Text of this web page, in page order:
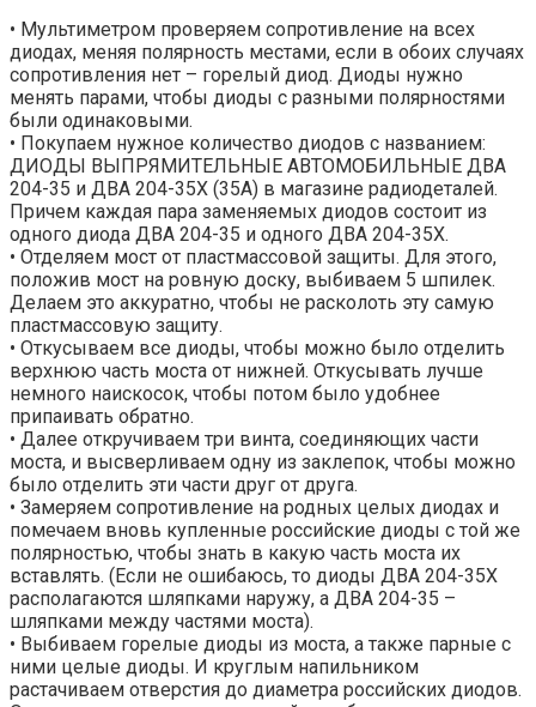
• Мультиметром проверяем сопротивление на всех
диодах, меняя полярность местами, если в обоих случаях
сопротивления нет – горелый диод. Диоды нужно
менять парами, чтобы диоды с разными полярностями
были одинаковыми.
• Покупаем нужное количество диодов с названием:
ДИОДЫ ВЫПРЯМИТЕЛЬНЫЕ АВТОМОБИЛЬНЫЕ ДВА
204-35 и ДВА 204-35Х (35А) в магазине радиодеталей.
Причем каждая пара заменяемых диодов состоит из
одного диода ДВА 204-35 и одного ДВА 204-35Х.
• Отделяем мост от пластмассовой защиты. Для этого,
положив мост на ровную доску, выбиваем 5 шпилек.
Делаем это аккуратно, чтобы не расколоть эту самую
пластмассовую защиту.
• Откусываем все диоды, чтобы можно было отделить
верхнюю часть моста от нижней. Откусывать лучше
немного наискосок, чтобы потом было удобнее
припаивать обратно.
• Далее откручиваем три винта, соединяющих части
моста, и высверливаем одну из заклепок, чтобы можно
было отделить эти части друг от друга.
• Замеряем сопротивление на родных целых диодах и
помечаем вновь купленные российские диоды с той же
полярностью, чтобы знать в какую часть моста их
вставлять. (Если не ошибаюсь, то диоды ДВА 204-35Х
располагаются шляпками наружу, а ДВА 204-35 –
шляпками между частями моста).
• Выбиваем горелые диоды из моста, а также парные с
ними целые диоды. И круглым напильником
растачиваем отверстия до диаметра российских диодов.